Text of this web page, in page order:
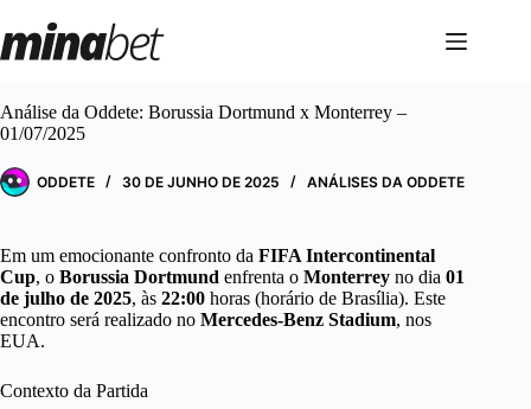
para
o
Análise da Oddete: Borussia Dortmund x Monterrey –
01/07/2025
ODDETE 30 DE JUNHO DE 2025 ANÁLISES DA ODDETE
Em um emocionante confronto da FIFA Intercontinental
Cup, o Borussia Dortmund enfrenta o Monterrey no dia 01
de julho de 2025, às 22:00 horas (horário de Brasília). Este
encontro será realizado no Mercedes-Benz Stadium, nos
EUA.
Contexto da Partida